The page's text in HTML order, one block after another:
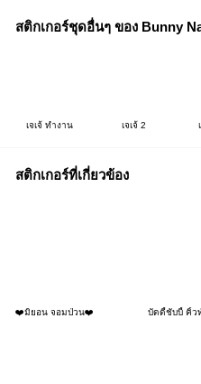
สติกเกอร์ชุดอื่นๆ ของ Bunny
เจเจ้ ทำงาน เจเจ้ 2
สติกเกอร์ที่เกี่ยวข้อง
❤️มิยอน จอมป่วน❤️ บัดดี้ชับบี้ คิ้ว